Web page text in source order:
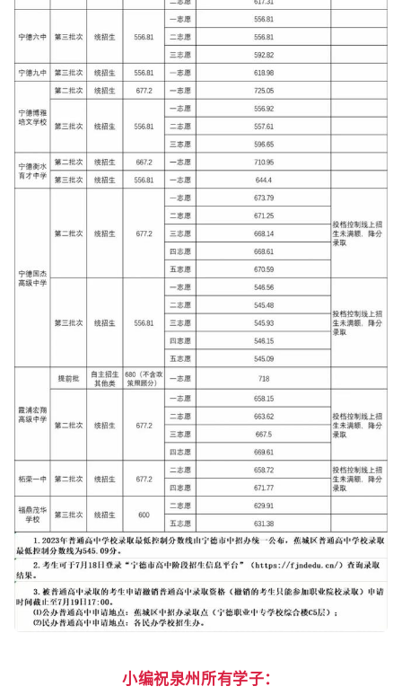
小编祝泉州所有学子：